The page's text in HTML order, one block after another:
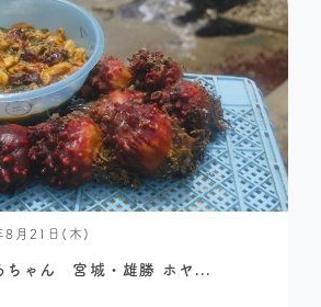
8月21日(木)
ちゃん 宮城・雄勝 ホヤ...